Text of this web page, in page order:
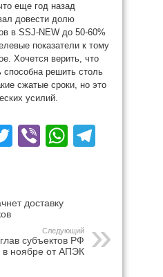
еще год назад
довести долю
в SSJ-NEW до 50-60%
показатели к тому
Хочется верить, что
решить столь
сжатые сроки, но это
усилий.
Twitter
Viber
доставку
Следующий
субъектов РФ
в ноябре от АПЭК